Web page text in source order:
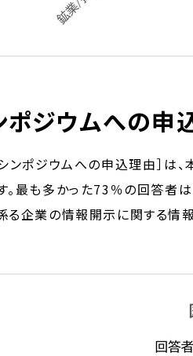
ポジウムへの申
ンポジウムへの申込理由］は
。最も多かった73％の回答者
る企業の情報開示に関する情